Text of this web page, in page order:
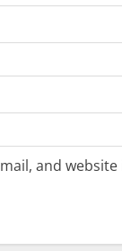
and